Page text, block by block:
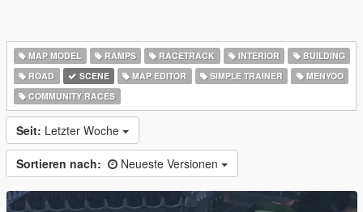
MAP MODEL RAMPS RACETRACK INTERIOR
BUILDING
ROAD
SCENE MAP EDITOR SIMPLE TRAINER
MENYOO
COMMUNITY RACES
Seit: Letzter Woche
Sortieren nach: Neueste Versionen